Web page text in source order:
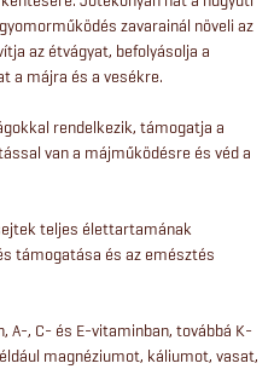
zavarainál növeli az
az étvágyat, befolyásolja a
a májra és a vesékre.
rendelkezik, támogatja a
van a májműködésre és véd a
sejtek teljes élettartamának
támogatása és az emésztés
A-, C- és E-vitaminban, továbbá K-
magnéziumot, káliumot, vasat,